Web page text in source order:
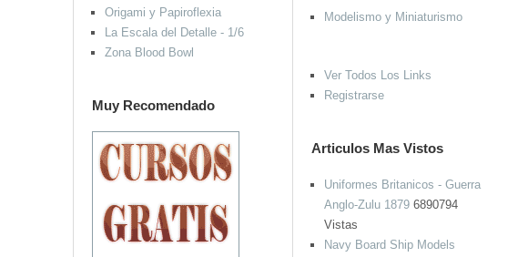
Modelismo y Miniaturismo
Ver Todos Los Links
Registrarse
Articulos Mas Vistos
Uniformes Britanicos - Guerra
Anglo-Zulu 18796890794
Vistas
Navy Board Ship Models
Origami y Papiroflexia
La Escala del Detalle - 1/6
Zona Blood Bowl
Muy Recomendado